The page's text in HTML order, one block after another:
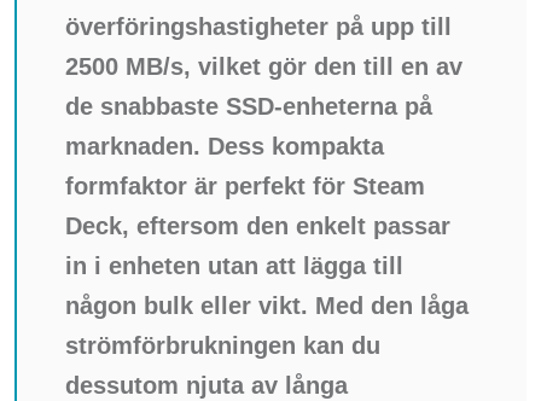
överföringshastigheter på upp till
2500 MB/s, vilket gör den till en av
de snabbaste SSD-enheterna på
marknaden. Dess kompakta
formfaktor är perfekt för Steam
Deck, eftersom den enkelt passar
in i enheten utan att lägga till
någon bulk eller vikt. Med den låga
strömförbrukningen kan du
dessutom njuta av långa